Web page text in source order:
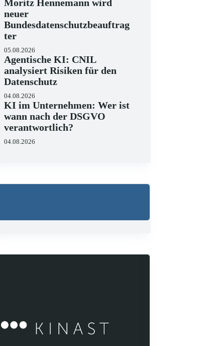
23.06.2026
Moritz Hennemann wird
neuer
Bundesdatenschutzbeauftrag
ter
05.08.2026
Agentische KI: CNIL
analysiert Risiken für den
Datenschutz
04.08.2026
KI im Unternehmen: Wer ist
wann nach der DSGVO
verantwortlich?
04.08.2026